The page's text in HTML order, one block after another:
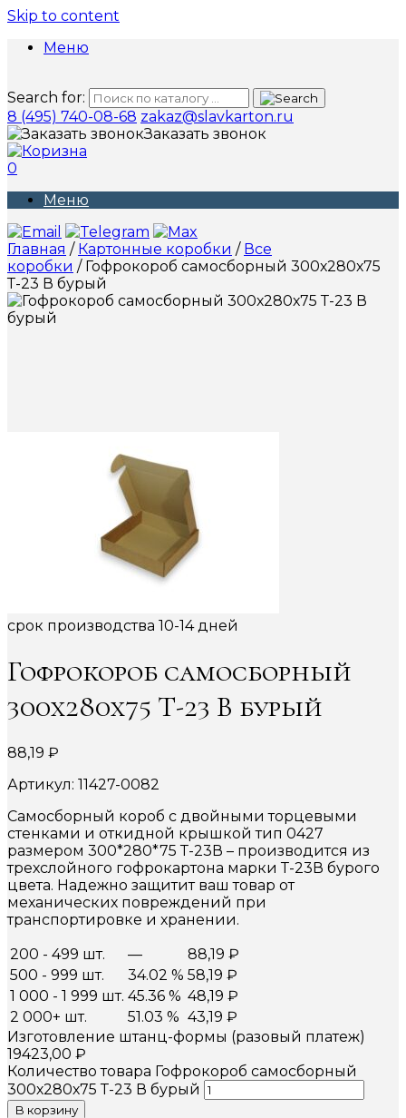
Skip to content
Меню
Search for:
8 (495) 740-08-68 zakaz@slavkarton.ru
Заказать звонок
0
Меню
Главная / Картонные коробки / Все
коробки / Гофрокороб самосборный 300х280х75
Т-23 В бурый
срок производства 10-14 дней
Гофрокороб самосборный
300х280х75 Т-23 В бурый
88,19 ₽
Артикул: 11427-0082
Самосборный короб с двойными торцевыми
стенками и откидной крышкой тип 0427
размером 300*280*75 Т-23В – производится из
трехслойного гофрокартона марки Т-23В бурого
цвета. Надежно защитит ваш товар от
механических повреждений при
транспортировке и хранении.
200 - 499 шт.
— 88,19 ₽
500 - 999 шт.
34.02 % 58,19 ₽
1 000 - 1 999 шт. 45.36 % 48,19 ₽
2 000+ шт.
51.03 % 43,19 ₽
Изготовление штанц-формы (разовый платеж)
19423,00 ₽
Количество товара Гофрокороб самосборный
300х280х75 Т-23 В бурый
В корзину